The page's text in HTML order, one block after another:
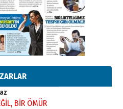
ERKON’da
aşağı
şehir, bir
kimin
BİR ÖMÜR